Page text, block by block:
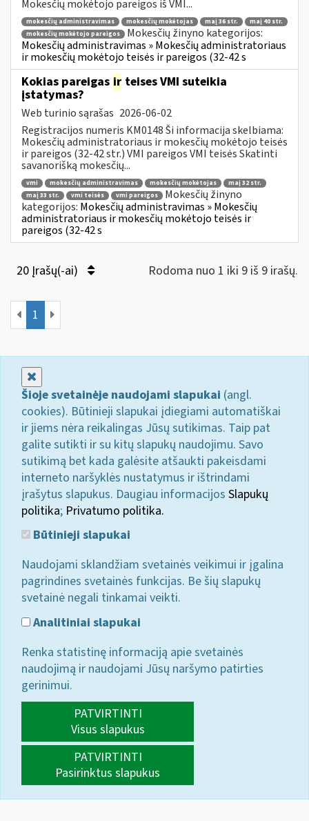
Mokesčių mokėtojo pareigos iš VMI...
mokesčių administravimas mokesčių mokėtojas maį 36 str.
maį 40 str.
mokesčių mokėtojo pareigos
Mokesčių žinyno kategorijos:
Mokesčių administravimas » Mokesčių administratoriaus
ir mokesčių mokėtojo teisės ir pareigos (32-42 s
Kokias pareigas ir teises VMI suteikia
įstatymas?
Web turinio sąrašas 2026-06-02
Registracijos numeris KM0148 Ši informacija skelbiama:
Mokesčių administratoriaus ir mokesčių mokėtojo teisės
ir pareigos (32-42 str.) VMI pareigos VMI teisės Skatinti
savanorišką mokesčių...
vmi mokesčių administravimas mokesčių mokėtojas
maį 32 str.
maį 33 str.
vmi teisės vmi pareigos
Mokesčių žinyno
kategorijos: Mokesčių administravimas » Mokesčių
administratoriaus ir mokesčių mokėtojo teisės ir
pareigos (32-42 s
20 Įrašų(-ai) Rodoma nuo 1 iki 9 iš 9 irašų.
1
Šioje svetainėje naudojami slapukai (angl.
cookies). Būtinieji slapukai įdiegiami automatiškai
ir jiems nėra reikalingas Jūsų sutikimas. Taip pat
galite sutikti ir su kitų slapukų naudojimu. Savo
sutikimą bet kada galėsite atšaukti pakeisdami
interneto naršyklės nustatymus ir ištrindami
įrašytus slapukus. Daugiau informacijos Slapukų
politika; Privatumo politika.
Būtinieji slapukai
Naudojami sklandžiam svetainės veikimui ir įgalina
pagrindines svetainės funkcijas. Be šių slapukų
svetainė negali tinkamai veikti.
Analitiniai slapukai
Renka statistinę informaciją apie svetainės
naudojimą ir naudojami Jūsų naršymo patirties
gerinimui.
PATVIRTINTI
Visus slapukus
PATVIRTINTI
Pasirinktus slapukus